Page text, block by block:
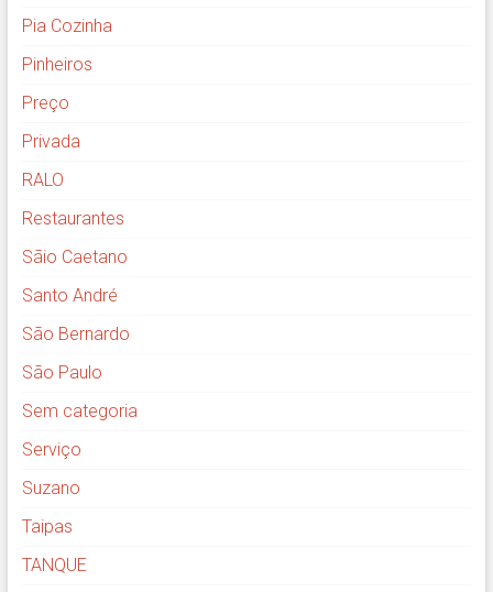
Pia Cozinha
Pinheiros
Preço
Privada
RALO
Restaurantes
Sãio Caetano
Santo André
São Bernardo
São Paulo
Sem categoria
Serviço
Suzano
Taipas
TANQUE